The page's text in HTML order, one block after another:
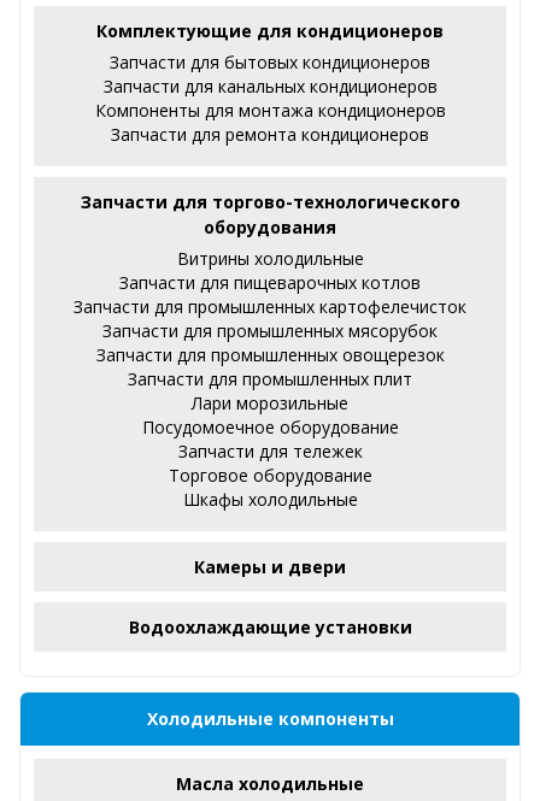
Комплектующие для кондиционеров
Запчасти для бытовых кондиционеров
Запчасти для канальных кондиционеров
Компоненты для монтажа кондиционеров
Запчасти для ремонта кондиционеров
Запчасти для торгово-технологического
оборудования
Витрины холодильные
Запчасти для пищеварочных котлов
Запчасти для промышленных картофелечисток
Запчасти для промышленных мясорубок
Запчасти для промышленных овощерезок
Запчасти для промышленных плит
Лари морозильные
Посудомоечное оборудование
Запчасти для тележек
Торговое оборудование
Шкафы холодильные
Камеры и двери
Водоохлаждающие установки
Холодильные компоненты
Масла холодильные